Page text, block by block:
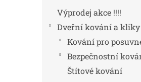
Výprodej akce !!!!
Dveřní kování a kliky
Kování pro
Bezpečnostní
Štítové kování